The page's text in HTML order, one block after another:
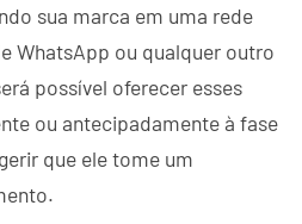
sua marca em uma rede
WhatsApp ou qualquer outro
possível oferecer esses
ou antecipadamente à fase
que ele tome um